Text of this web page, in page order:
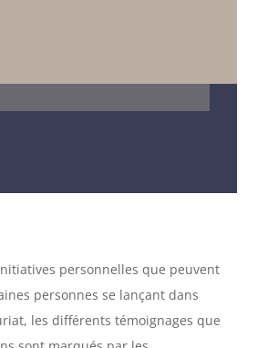
personnelles que peuvent
personnes se lançant dans
les différents témoignages que